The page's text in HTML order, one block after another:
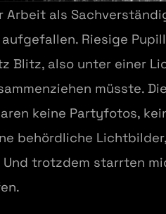
Arbeit als
Riesige
Blitz, also unter einer
müsste.
keine Partyfotos,
behördliche
trotzdem starrten